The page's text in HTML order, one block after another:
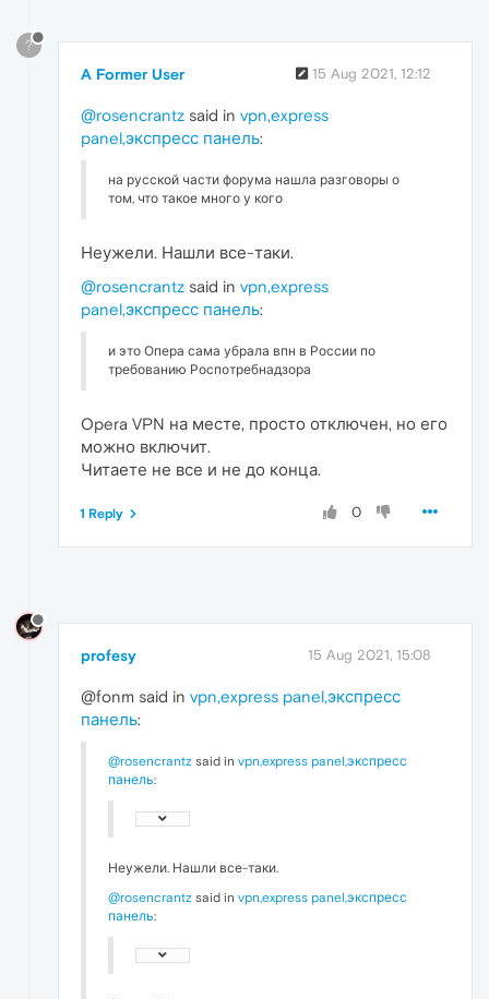
?
A Former User 15 Aug 2021, 12:12
@rosencrantz said in vpn,express
panel,экспресс панель:
на русской части форума нашла разговоры о
том, что такое много у кого
Неужели. Нашли все-таки.
@rosencrantz said in vpn,express
panel,экспресс панель:
и это Опера сама убрала впн в России по
требованию Роспотребнадзора
Opera VPN на месте, просто отключен, но его
можно включит.
Читаете не все и не до конца.
0
1 Reply
profesy 15 Aug 2021, 15:08
@fonm said in vpn,express panel,экспресс
панель:
@rosencrantz said in vpn,express panel,экспресс
панель:
Неужели. Нашли все-таки.
@rosencrantz said in vpn,express panel,экспресс
панель: